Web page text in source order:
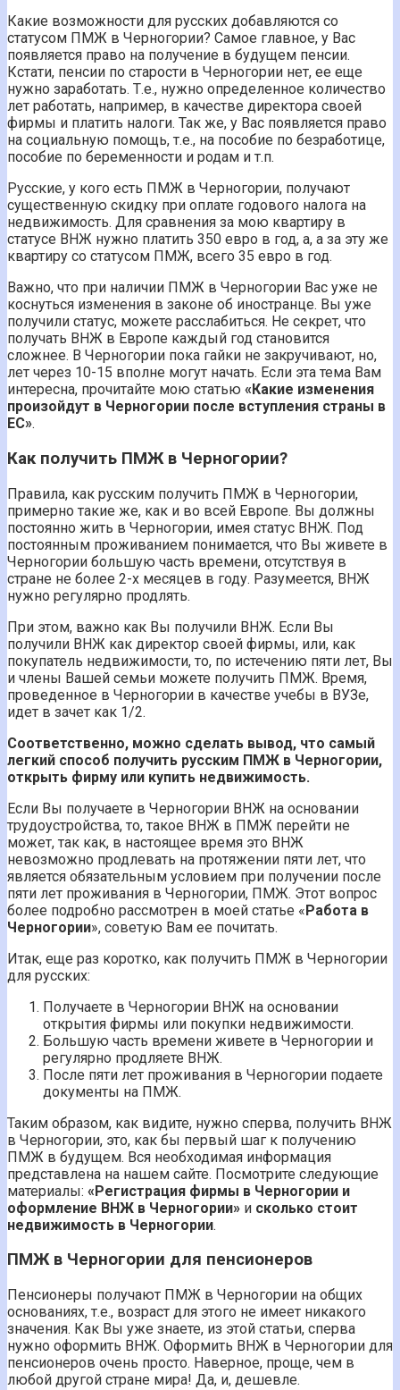
Какие возможности для русских добавляются со
статусом ПМЖ в Черногории? Самое главное, у Вас
появляется право на получение в будущем пенсии.
Кстати, пенсии по старости в Черногории нет, ее еще
нужно заработать. Т.е., нужно определенное количество
лет работать, например, в качестве директора своей
фирмы и платить налоги. Так же, у Вас появляется право
на социальную помощь, т.е., на пособие по безработице,
пособие по беременности и родам и т.п.
Русские, у кого есть ПМЖ в Черногории, получают
существенную скидку при оплате годового налога на
недвижимость. Для сравнения за мою квартиру в
статусе ВНЖ нужно платить 350 евро в год, а, а за эту же
квартиру со статусом ПМЖ, всего 35 евро в год.
Важно, что при наличии ПМЖ в Черногории Вас уже не
коснуться изменения в законе об иностранце. Вы уже
получили статус, можете расслабиться. Не секрет, что
получать ВНЖ в Европе каждый год становится
сложнее. В Черногории пока гайки не закручивают, но,
лет через 10-15 вполне могут начать. Если эта тема Вам
интересна, прочитайте мою статью «Какие изменения
произойдут в Черногории после вступления страны в
ЕС».
Как получить ПМЖ в Черногории?
Правила, как русским получить ПМЖ в Черногории,
примерно такие же, как и во всей Европе. Вы должны
постоянно жить в Черногории, имея статус ВНЖ. Под
постоянным проживанием понимается, что Вы живете в
Черногории большую часть времени, отсутствуя в
стране не более 2-х месяцев в году. Разумеется, ВНЖ
нужно регулярно продлять.
При этом, важно как Вы получили ВНЖ. Если Вы
получили ВНЖ как директор своей фирмы, или, как
покупатель недвижимости, то, по истечению пяти лет, Вы
и члены Вашей семьи можете получить ПМЖ. Время,
проведенное в Черногории в качестве учебы в ВУЗе,
идет в зачет как 1/2.
Соответственно, можно сделать вывод, что самый
легкий способ получить русским ПМЖ в Черногории,
открыть фирму или купить недвижимость.
Если Вы получаете в Черногории ВНЖ на основании
трудоустройства, то, такое ВНЖ в ПМЖ перейти не
может, так как, в настоящее время это ВНЖ
невозможно продлевать на протяжении пяти лет, что
является обязательным условием при получении после
пяти лет проживания в Черногории, ПМЖ. Этот вопрос
более подробно рассмотрен в моей статье «Работа в
Черногории», советую Вам ее почитать.
Итак, еще раз коротко, как получить ПМЖ в Черногории
для русских:
Получаете в Черногории ВНЖ на основании
открытия фирмы или покупки недвижимости.
Большую часть времени живете в Черногории и
регулярно продляете ВНЖ.
После пяти лет проживания в Черногории подаете
документы на ПМЖ.
Таким образом, как видите, нужно сперва, получить ВНЖ
в Черногории, это, как бы первый шаг к получению
ПМЖ в будущем. Вся необходимая информация
представлена на нашем сайте. Посмотрите следующие
материалы: «Регистрация фирмы в Черногории и
оформление ВНЖ в Черногории» и сколько стоит
недвижимость в Черногории.
ПМЖ в Черногории для пенсионеров
Пенсионеры получают ПМЖ в Черногории на общих
основаниях, т.е., возраст для этого не имеет никакого
значения. Как Вы уже знаете, из этой статьи, сперва
нужно оформить ВНЖ. Оформить ВНЖ в Черногории для
пенсионеров очень просто. Наверное, проще, чем в
любой другой стране мира! Да, и, дешевле.